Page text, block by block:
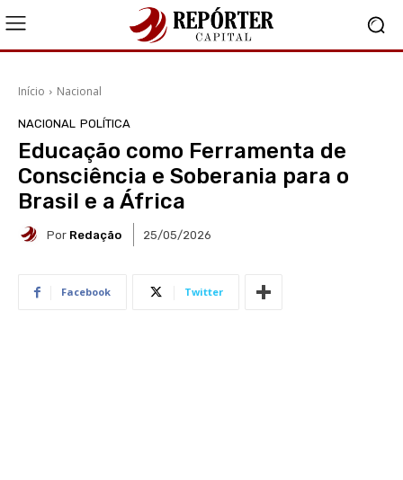
Início Nacional
NACIONAL POLÍTICA
Educação como Ferramenta de
Consciência e Soberania para o
Brasil e a África
Por Redação 25/05/2026
Facebook Twitter